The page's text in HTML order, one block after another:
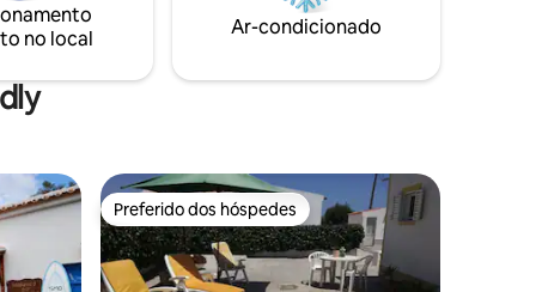
acolhedor para se desconectar e
recarregar as energias.
no local
Ar-condicionado
Preferido dos hóspedes
Preferido dos hóspedes